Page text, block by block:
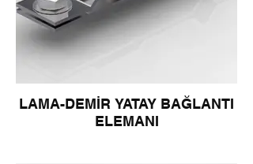
LAMA-DEMİR YATAY BAĞLANTI
ELEMANI